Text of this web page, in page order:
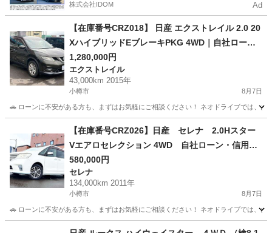
株式会社IDOM Ad
【在庫番号CRZ018】 日産 エクストレイル 2.0 20
XハイブリッドEブレーキPKG 4WD｜自社ロー
ン・信用回復ローンご相談受付中｜他社ローン審
査が難しかった方もご相談ください
1,280,000円
エクストレイル
43,000km 2015年
小樽市 8月7日
🚗 ローンに不安がある方も、まずはお気軽にご相談ください！ ネオドライブでは、
エクストレイル ローン
【在庫番号CRZ026】日産 セレナ 2.0Hスター
Vエアロセレクション 4WD 自社ローン・信用回
復ローンご相談受付中｜他社ローン審査が難しか
った方もご相談ください
580,000円
セレナ
134,000km 2011年
小樽市 8月7日
🚗 ローンに不安がある方も、まずはお気軽にご相談ください！ ネオドライブでは、
セレナ